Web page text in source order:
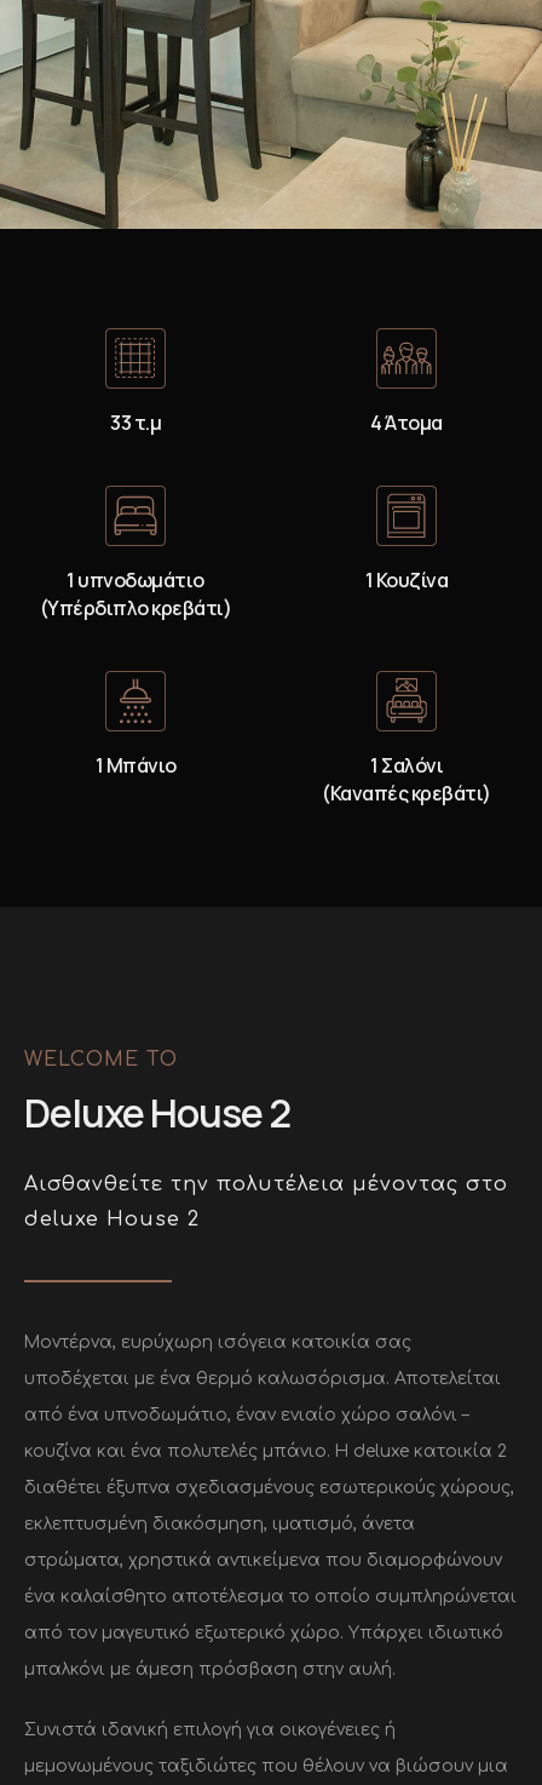
33 τ.μ 4 Άτομα
1 υπνοδωμάτιο
(Υπέρδιπλο κρεβάτι)
1 Κουζίνα
1 Μπάνιο
1 Σαλόνι
(Καναπές κρεβάτι)
WELCOME TO
Deluxe House 2
Αισθανθείτε την πολυτέλεια μένοντας στο
deluxe House 2
Μοντέρνα, ευρύχωρη ισόγεια κατοικία σας
υποδέχεται με ένα θερμό καλωσόρισμα. Αποτελείται
από ένα υπνοδωμάτιο, έναν ενιαίο χώρο σαλόνι –
κουζίνα και ένα πολυτελές μπάνιο. Η deluxe κατοικία 2
διαθέτει έξυπνα σχεδιασμένους εσωτερικούς χώρους,
εκλεπτυσμένη διακόσμηση, ιματισμό, άνετα
στρώματα, χρηστικά αντικείμενα που διαμορφώνουν
ένα καλαίσθητο αποτέλεσμα το οποίο συμπληρώνεται
από τον μαγευτικό εξωτερικό χώρο. Υπάρχει ιδιωτικό
μπαλκόνι με άμεση πρόσβαση στην αυλή.
Συνιστά ιδανική επιλογή για οικογένειες ή
μεμονωμένους ταξιδιώτες που θέλουν να βιώσουν μια